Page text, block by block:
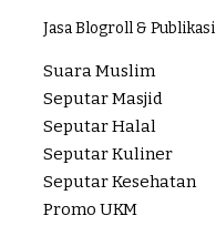
Jasa Blogroll & Publikasi
Suara Muslim
Seputar Masjid
Seputar Halal
Seputar Kuliner
Seputar Kesehatan
Promo UKM